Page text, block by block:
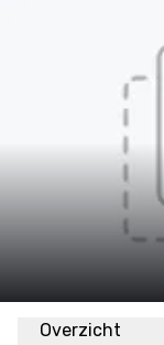
Overzicht